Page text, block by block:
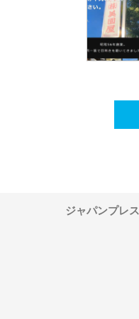
ジャパンプレス